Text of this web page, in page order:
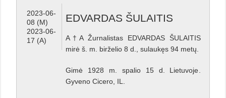
2023-06-
08 (M)
2023-06-
17 (A)
EDVARDAS ŠULAITIS
A†A Žurnalistas EDVARDAS ŠULAITIS
mirė š. m. birželio 8 d., sulaukęs 94 metų.
Gimė 1928 m. spalio 15 d. Lietuvoje.
Gyveno Cicero, IL.